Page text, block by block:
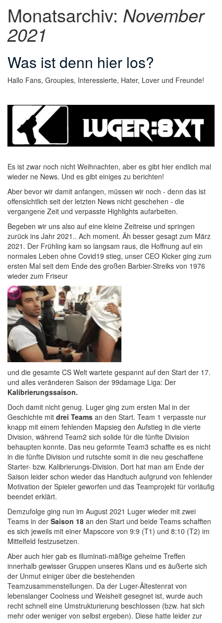
Monatsarchiv: November
2021
Was ist denn hier los?
Hallo Fans, Groupies, Interessierte, Hater, Lover und Freunde!
Es ist zwar noch nicht Weihnachten, aber es gibt hier endlich mal
wieder ne News. Und es gibt einiges zu berichten!
Aber bevor wir damit anfangen, müssen wir noch - denn das ist
offensichtlich seit der letzten News nicht geschehen - die
vergangene Zeit und verpasste Highlights aufarbeiten.
Begeben wir uns also auf eine kleine Zeitreise und springen
zurück ins Jahr 2021.. Ach moment. Äh besser gesagt zum März
2021. Der Frühling kam so langsam raus, die Hoffnung auf ein
normales Leben ohne Covid19 stieg, unser CEO Kicker ging zum
ersten Mal seit dem Ende des großen Barbier-Streiks von 1976
wieder zum Friseur
und die gesamte CS Welt wartete gespannt auf den Start der 17.
und alles veränderen Saison der 99damage Liga: Der
Kalibrierungssaison.
Doch damit nicht genug. Luger ging zum ersten Mal in der
Geschichte mit drei Teams an den Start. Team 1 verpasste nur
knapp mit einem fehlenden Mapsieg den Aufstieg in die vierte
Division, während Team2 sich solide für die fünfte Division
behaupten konnte. Das neu geformte Team3 schaffte es es nicht
in die fünfte Division und rutschte somit in die neu geschaffene
Starter- bzw. Kalibrierungs-Division. Dort hat man am Ende der
Saison leider schon wieder das Handtuch aufgrund von fehlender
Motivation der Spieler geworfen und das Teamprojekt für vorläufig
beendet erklärt.
Demzufolge ging nun im August 2021 Luger wieder mit zwei
Teams in der Saison 18 an den Start und beide Teams schafften
es sich jeweils mit einer Mapscore von 9:9 (T1) und 8:10 (T2) im
Mittelfeld festzusetzen.
Aber auch hier gab es illuminati-mäßige geheime Treffen
innerhalb gewisser Gruppen unseres Klans und es äußerte sich
der Unmut einiger über die bestehenden
Teamzusammenstellungen. Da der Luger-Ältestenrat von
lebenslanger Coolness und Weisheit gesegnet ist, wurde auch
recht schnell eine Umstrukturierung beschlossen (bzw. hat sich
mehr oder weniger von selbst ergeben). Diese hatte leider zur